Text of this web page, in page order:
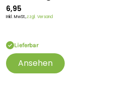
6,95
Inkl. MwSt.,zzgl. Versand
Lieferbar
Ansehen